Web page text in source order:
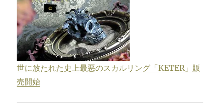
世に放たれた史上最悪のスカルリング「KETER」販
売開始